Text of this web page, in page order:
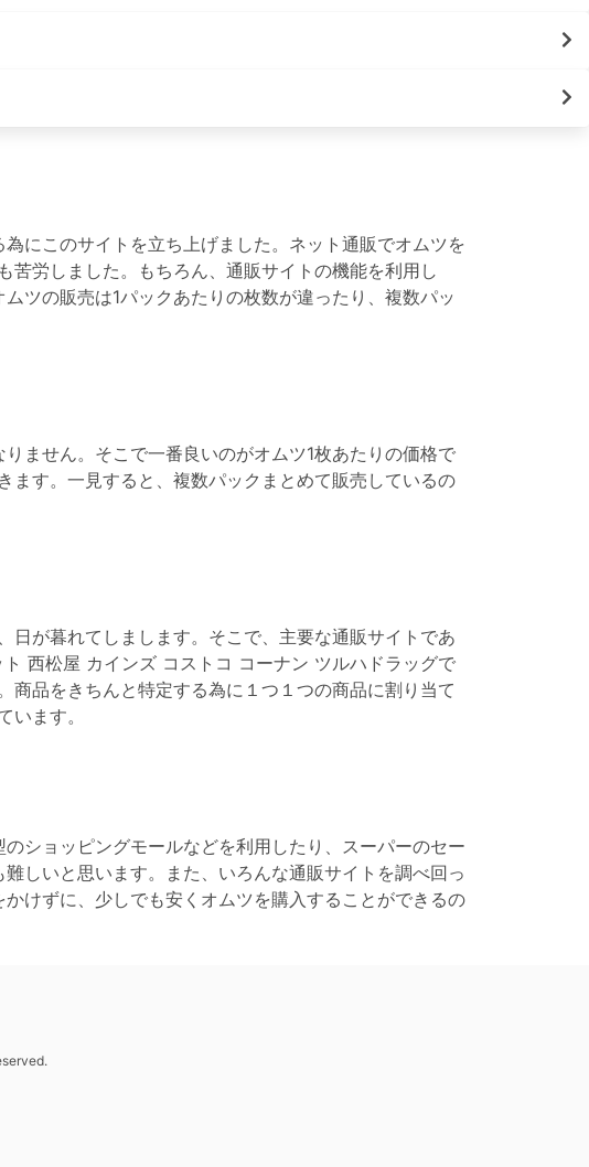
にこのサイトを立ち上げました。ネット通販でオムツを
苦労しました。もちろん、通販サイトの機能を利用し
ツの販売は1パックあたりの枚数が違ったり、複数パッ
ません。そこで一番良いのがオムツ1枚あたりの価格で
ます。一見すると、複数パックまとめて販売しているの
日が暮れてしまします。そこで、主要な通販サイトであ
西松屋 カインズ コストコ コーナン ツルハドラッグで
品をきちんと特定する為に１つ１つの商品に割り当て
ます。
ショッピングモールなどを利用したり、スーパーのセー
しいと思います。また、いろんな通販サイトを調べ回っ
けずに、少しでも安くオムツを購入することができるの